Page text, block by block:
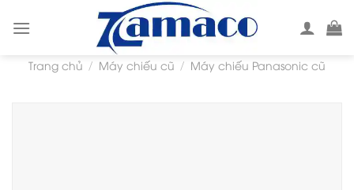
Trang chủ / Máy chiếu cũ / Máy chiếu Panasonic cũ